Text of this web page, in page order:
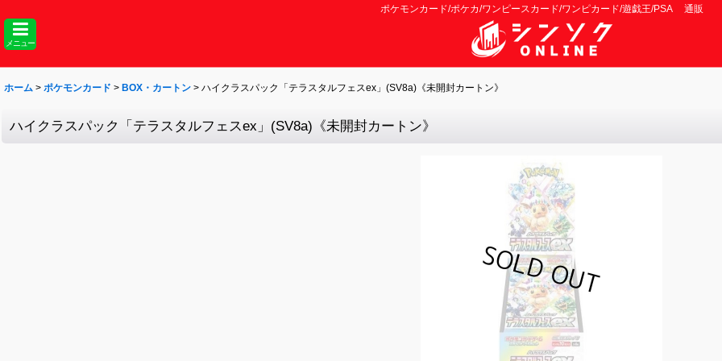
ポケモンカード/ポケカ/ワンピースカード/ワンピカード/遊戯王/PSA 通販
メニュー
ホーム > ポケモンカード > BOX・カートン > ハイクラスパック「テラスタルフェスex」(SV8a)《未開封カートン》
ハイクラスパック「テラスタルフェスex」(SV8a)《未開封カートン》